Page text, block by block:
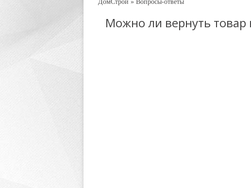
ДомСтрой » Вопросы-ответы
Можно ли вернуть товар